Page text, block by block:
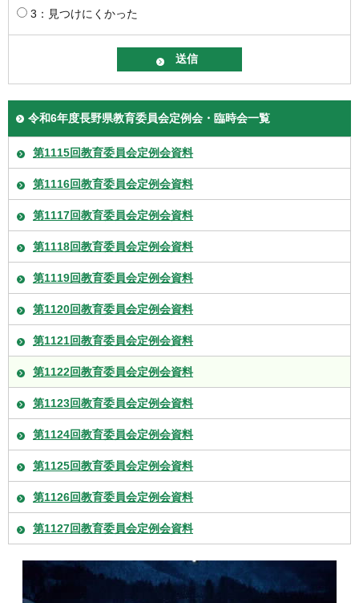
3：見つけにくかった
令和6年度長野県教育委員会定例会・臨時会一覧
第1115回教育委員会定例会資料
第1116回教育委員会定例会資料
第1117回教育委員会定例会資料
第1118回教育委員会定例会資料
第1119回教育委員会定例会資料
第1120回教育委員会定例会資料
第1121回教育委員会定例会資料
第1122回教育委員会定例会資料
第1123回教育委員会定例会資料
第1124回教育委員会定例会資料
第1125回教育委員会定例会資料
第1126回教育委員会定例会資料
第1127回教育委員会定例会資料